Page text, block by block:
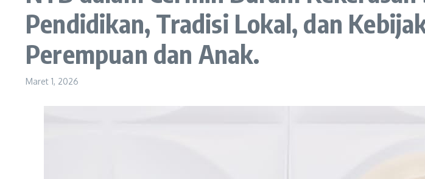
Pendidikan, Tradisi Lokal, dan
Perempuan dan Anak.
Maret 1, 2026